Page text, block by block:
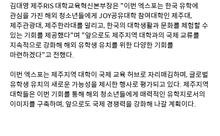
김대영 제주RIS 대학교육혁신본부장은 "이번 엑스포는 한국 유학에
관심을 가진 해외 청소년들에게 JOY공유대학 참여대학인 제주대,
제주관광대, 제주한라대를 알리고, 한국의 대학생활과 문화를 체험할 수
있는 기회를 제공했다"며 "앞으로도 제주지역 대학과의 국제 교류를
지속적으로 강화해 해외 유학생 유치를 위한 다양한 기회를
마련하겠다"고 전했다.
이번 엑스포는 제주지역 대학이 국제 교육 허브로 자리매김하며, 글로벌
유학생 유치의 새로운 가능성을 제시한 행사로 평가되고 있다. 제주지역
대학들은 이번 기회를 통해 해외 청소년들에게 매력적인 유학지로서의
이미지를 구축하며, 앞으로도 국제 경쟁력을 강화해 나갈 계획이다.